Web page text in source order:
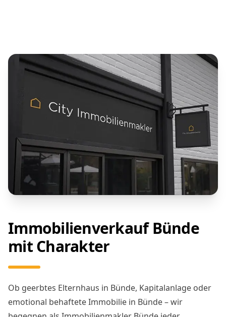
Immobilienverkauf Bünde
mit Charakter
Ob geerbtes Elternhaus in Bünde, Kapitalanlage oder
emotional behaftete Immobilie in Bünde – wir